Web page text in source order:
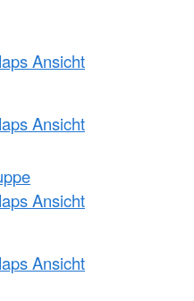
Ansicht
Ansicht
Ansicht
Ansicht